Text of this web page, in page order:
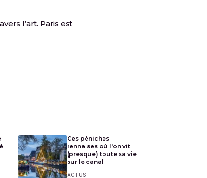
l’art. Paris est
Ces péniches
rennaises où l'on vit
(presque) toute sa vie
sur le canal
ACTUS